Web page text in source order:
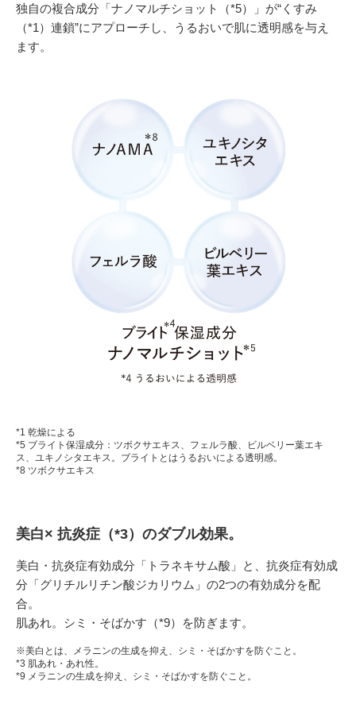
独自の複合成分「ナノマルチショット（*5）」が“くすみ
（*1）連鎖”にアプローチし、うるおいで肌に透明感を与え
ます。
*1 乾燥による
*5 ブライト保湿成分：ツボクサエキス、フェルラ酸、ビルベリー葉エキ
ス、ユキノシタエキス。ブライトとはうるおいによる透明感。
*8 ツボクサエキス
美白× 抗炎症（*3）のダブル効果。
美白・抗炎症有効成分「トラネキサム酸」と、抗炎症有効成
分「グリチルリチン酸ジカリウム」の2つの有効成分を配
合。
肌あれ。シミ・そばかす（*9）を防ぎます。
※美白とは、メラニンの生成を抑え、シミ・そばかすを防ぐこと。
*3 肌あれ・あれ性。
*9 メラニンの生成を抑え、シミ・そばかすを防ぐこと。